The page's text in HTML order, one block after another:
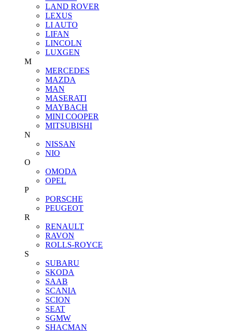
LAND ROVER
LEXUS
LI AUTO
LIFAN
LINCOLN
LUXGEN
M
MERCEDES
MAZDA
MAN
MASERATI
MAYBACH
MINI COOPER
MITSUBISHI
N
NISSAN
NIO
O
OMODA
OPEL
P
PORSCHE
PEUGEOT
R
RENAULT
RAVON
ROLLS-ROYCE
S
SUBARU
SKODA
SAAB
SCANIA
SCION
SEAT
SGMW
SHACMAN